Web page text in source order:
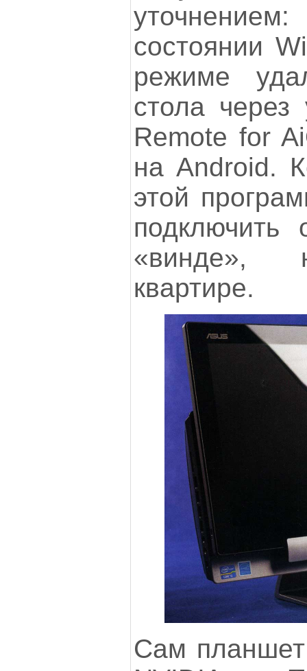
состоянии
режиме
стола через
Remote for
на Android.
этой
«винде»,
квартире.
Сам планшет